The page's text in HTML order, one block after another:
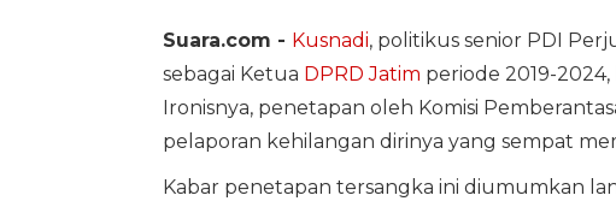
Suara.com - Kusnadi, politikus senior PDI
sebagai Ketua DPRD Jatim periode 2019-
Ironisnya, penetapan oleh Komisi
pelaporan kehilangan dirinya yang sempat
Kabar penetapan tersangka ini diumumkan